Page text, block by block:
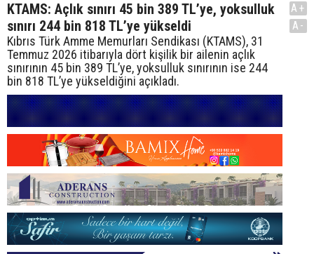
KTAMS: Açlık sınırı 45 bin 389 TL’ye, yoksulluk
sınırı 244 bin 818 TL’ye yükseldi
Kıbrıs Türk Amme Memurları Sendikası (KTAMS), 31
Temmuz 2026 itibarıyla dört kişilik bir ailenin açlık
sınırının 45 bin 389 TL’ye, yoksulluk sınırının ise 244
bin 818 TL’ye yükseldiğini açıkladı.
A+
A-